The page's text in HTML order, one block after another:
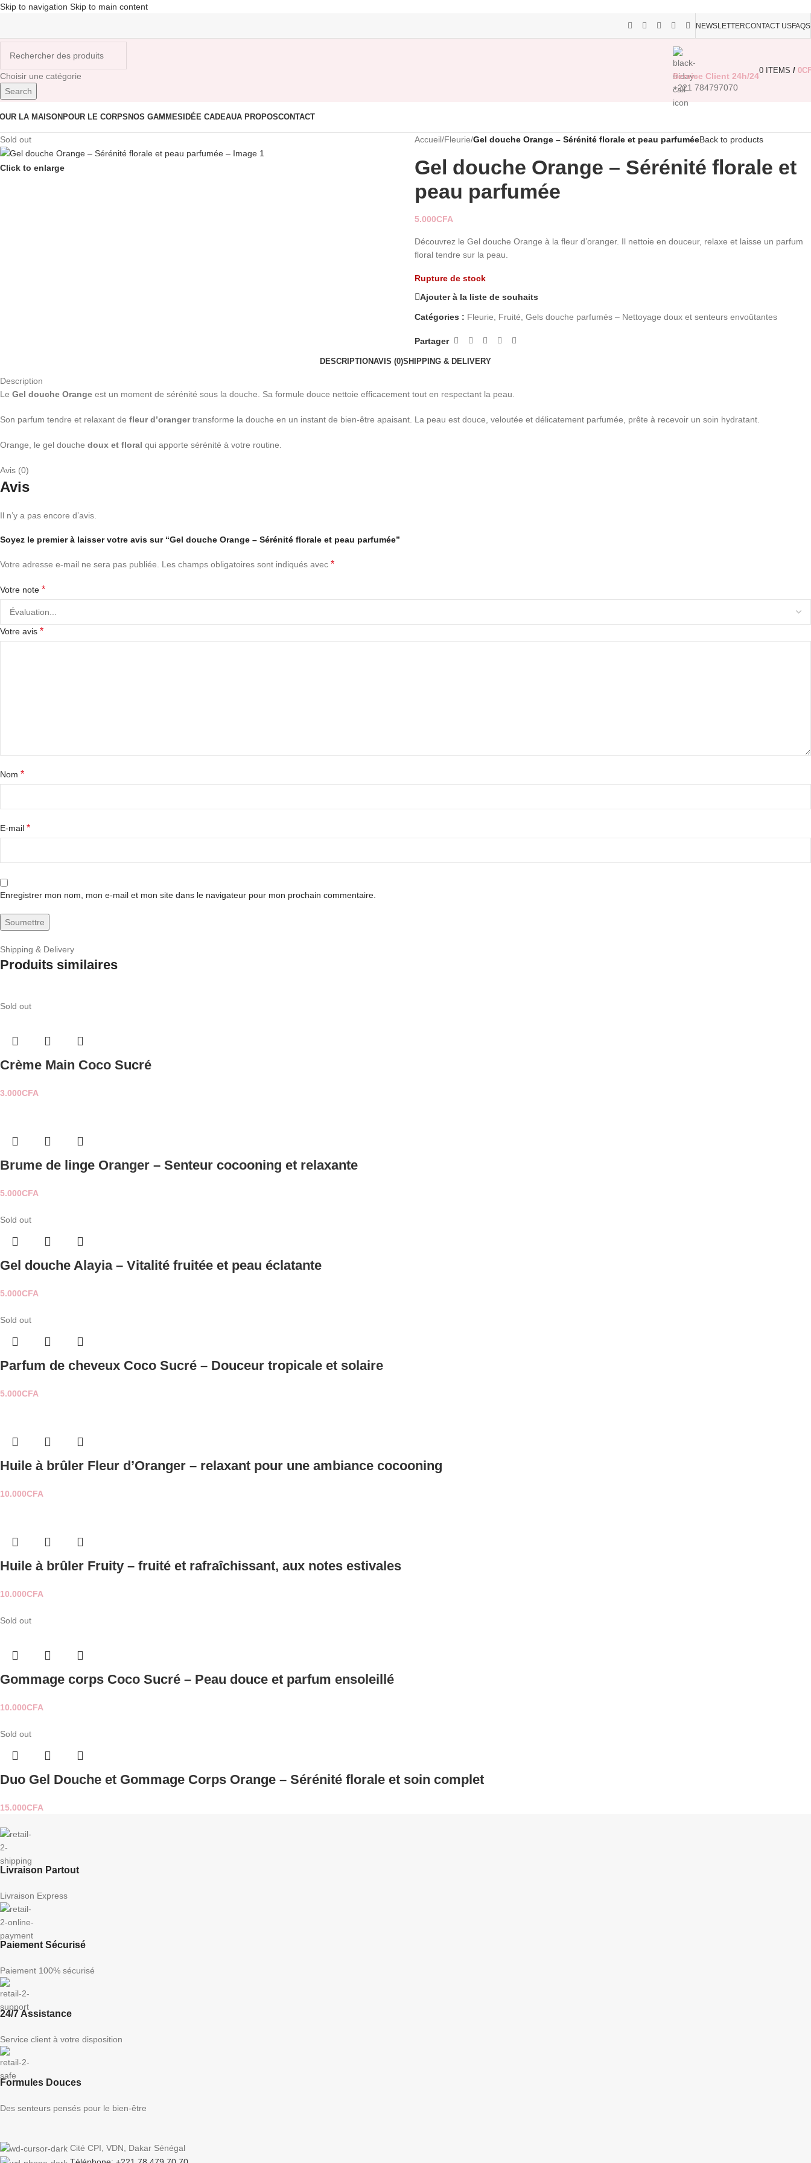
Skip to navigation Skip to main content
NEWSLETTERCONTACT USFAQS
Choisir une catégorie
Search
Service Client 24h/24
+221 784797070
0 ITEMS / 0
LA MAISON POUR LE CORPS NOS GAMMES IDÉE CADEAUA PROPOSCONTACT
Sold out
Click to enlarge
Accueil/Fleurie/Gel douche Orange – Sérénité florale et peau parfuméeBack to products
Gel douche Orange – Sérénité florale et
peau parfumée
5.000CFA
Découvrez le Gel douche Orange à la fleur d’oranger. Il nettoie en douceur, relaxe et laisse un parfum
floral tendre sur la peau.
Rupture de stock
Ajouter à la liste de souhaits
Catégories : Fleurie Fruité Gels douche parfumés – Nettoyage doux et senteurs envoûtantes
Partager
DESCRIPTIONAVIS (0)SHIPPING & DELIVERY
Description
Le Gel douche Orange est un moment de sérénité sous la douche. Sa formule douce nettoie efficacement tout en respectant la peau.
Son parfum tendre et relaxant de fleur d’orangertransforme la douche en un instant de bien-être apaisant. La peau est douce, veloutée et délicatement parfumée, prête à recevoir un soin hydratant.
Orange, le gel douche doux et floral qui apporte sérénité à votre routine.
Avis (0)
Avis
Il n’y a pas encore d’avis.
Soyez le premier à laisser votre avis sur “Gel douche Orange – Sérénité florale et peau parfumée”
Votre adresse e-mail ne sera pas publiée. Les champs obligatoires sont indiqués avec *
Votre note *
Votre avis *
Nom *
E-mail *
Enregistrer mon nom, mon e-mail et mon site dans le navigateur pour mon prochain commentaire.
Shipping & Delivery
Produits similaires
Sold out
Crème Main Coco Sucré
3.000CFA
Brume de linge Oranger – Senteur cocooning et relaxante
5.000CFA
Sold out
Gel douche Alayia – Vitalité fruitée et peau éclatante
5.000CFA
Sold out
Parfum de cheveux Coco Sucré – Douceur tropicale et solaire
5.000CFA
Huile à brûler Fleur d’Oranger – relaxant pour une ambiance cocooning
10.000CFA
Huile à brûler Fruity – fruité et rafraîchissant, aux notes estivales
10.000CFA
Sold out
Gommage corps Coco Sucré – Peau douce et parfum ensoleillé
10.000CFA
Sold out
Duo Gel Douche et Gommage Corps Orange – Sérénité florale et soin complet
15.000CFA
Livraison Partout
Livraison Express
Paiement Sécurisé
Paiement 100% sécurisé
24/7 Assistance
Service client à votre disposition
Formules Douces
Des senteurs pensés pour le bien-être
Cité CPI, VDN, Dakar Sénégal